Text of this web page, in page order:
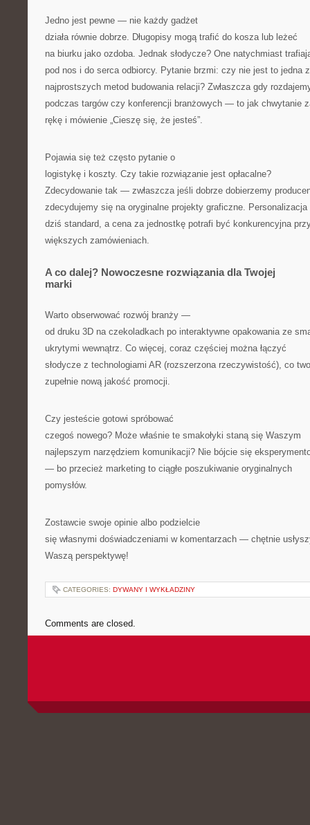
Jedno jest pewne — nie każdy gadżet
działa równie dobrze. Długopisy mogą trafić do kosza lub leżeć
na biurku jako ozdoba. Jednak słodycze? One natychmiast
pod nos i do serca odbiorcy. Pytanie brzmi: czy nie jest to jedna z
najprostszych metod budowania relacji? Zwłaszcza gdy
podczas targów czy konferencji branżowych — to jak chwytanie
rękę i mówienie „Cieszę się, że jesteś”.
Pojawia się też często pytanie o
logistykę i koszty. Czy takie rozwiązanie jest opłacalne?
Zdecydowanie tak — zwłaszcza jeśli dobrze dobierzemy
zdecydujemy się na oryginalne projekty graficzne. Personalizacja
dziś standard, a cena za jednostkę potrafi być konkurencyjna
większych zamówieniach.
A co dalej? Nowoczesne rozwiązania dla Twojej
marki
Warto obserwować rozwój branży —
od druku 3D na czekoladkach po interaktywne opakowania ze
ukrytymi wewnątrz. Co więcej, coraz częściej można łączyć
słodycze z technologiami AR (rozszerzona rzeczywistość), co
zupełnie nową jakość promocji.
Czy jesteście gotowi spróbować
czegoś nowego? Może właśnie te smakołyki staną się Waszym
najlepszym narzędziem komunikacji? Nie bójcie się
— bo przecież marketing to ciągłe poszukiwanie oryginalnych
pomysłów.
Zostawcie swoje opinie albo podzielcie
się własnymi doświadczeniami w komentarzach — chętnie
Waszą perspektywę!
CATEGORIES: DYWANY I WYKŁADZINY
Comments are closed.